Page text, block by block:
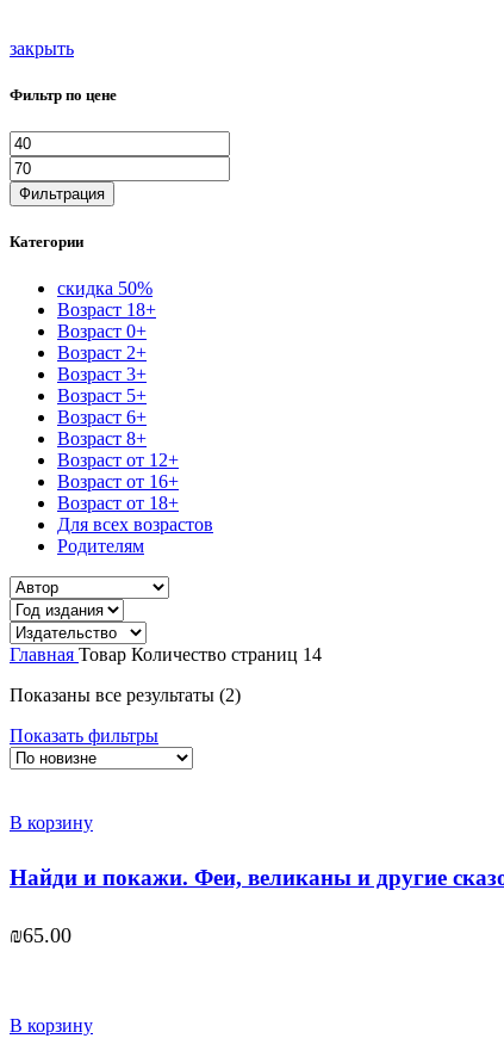
закрыть
Фильтр по цене
Минимальная
цена
цена
Фильтрация
Категории
скидка 50%
Возраст 18+
Возраст 0+
Возраст 2+
Возраст 3+
Возраст 5+
Возраст 6+
Возраст 8+
Возраст от 12+
Возраст от 16+
Возраст от 18+
Для всех возрастов
Родителям
Главная Товар Количество страниц 14
Показаны все результаты (2)Сортировка:
Показать фильтры
В корзину
Найди и покажи. Феи, великаны и другие
₪65.00
В корзину